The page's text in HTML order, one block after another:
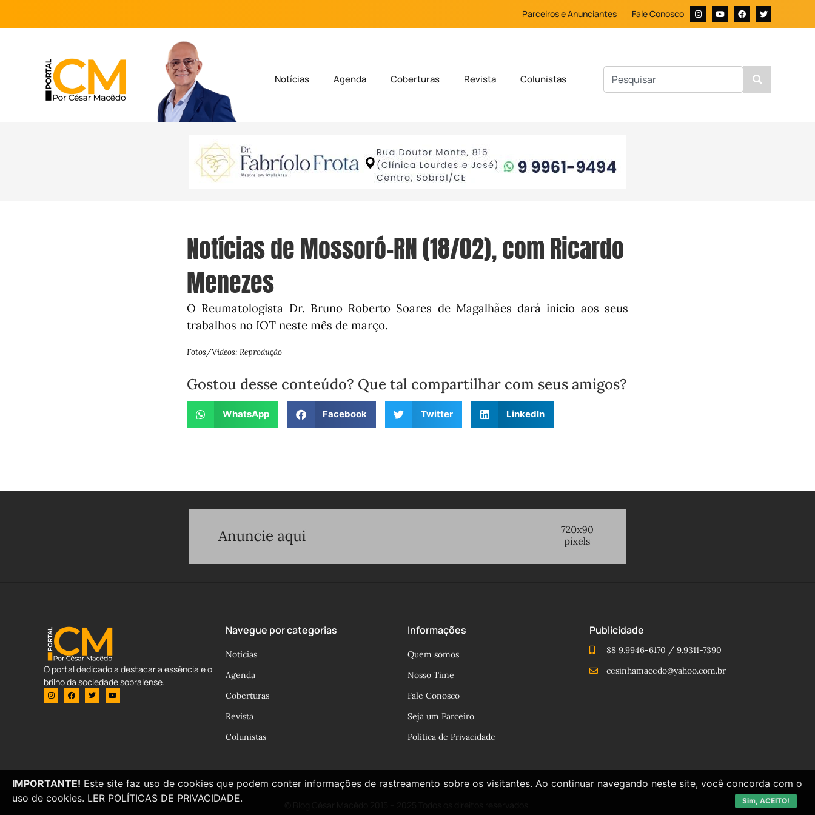
Parceiros e Anunciantes Fale Conosco
Notícias Agenda Coberturas Revista Colunistas
Notícias de Mossoró-RN (18/02), com Ricardo
Menezes
O Reumatologista Dr. Bruno Roberto Soares de Magalhães dará início aos seus
trabalhos no IOT neste mês de março.
Fotos/Vídeos: Reprodução
Gostou desse conteúdo? Que tal compartilhar com seus amigos?
WhatsApp Facebook Twitter LinkedIn
O portal dedicado a destacar a essência e o
brilho da sociedade sobralense.
Navegue por categorias
Notícias
Agenda
Coberturas
Revista
Colunistas
Informações
Quem somos
Nosso Time
Fale Conosco
Seja um Parceiro
Política de Privacidade
Publicidade
88 9.9946-6170 / 9.9311-7390
cesinhamacedo@yahoo.com.br
IMPORTANTE! Este site faz uso de cookies que podem conter informações de rastreamento sobre os visitantes. Ao continuar navegando neste site, você concorda com o
uso de cookies. LER POLÍTICAS DE PRIVACIDADE. Sim, ACEITO!